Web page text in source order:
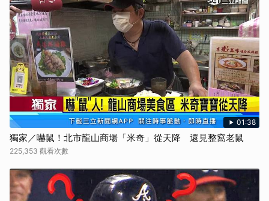
01:38
獨家／嚇鼠！北市龍山商場「米奇」從天降 還見整窩老鼠
225,353 觀看次數